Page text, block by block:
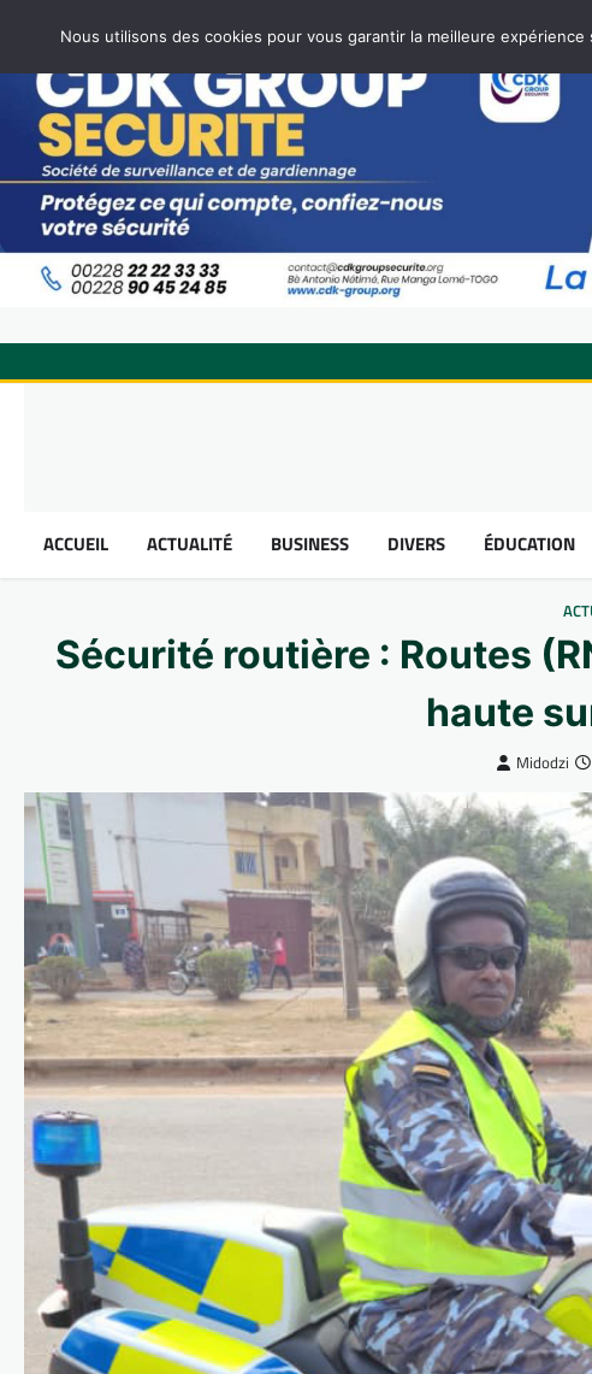
ACCUEIL ACTUALITÉ BUSINESS DIVERS ÉDUCATION
Sécurité routière : Routes
haute
Midodzi
Nous utilisons des cookies pour vous garantir la meilleure